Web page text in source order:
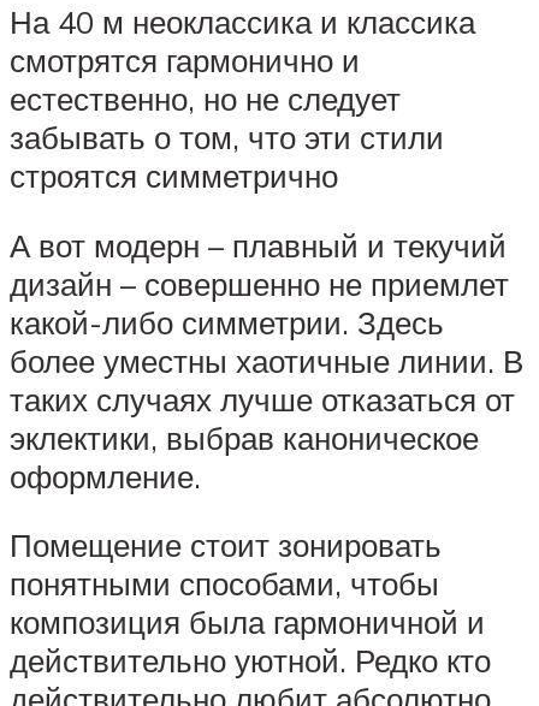
На 40 м неоклассика и классика
смотрятся гармонично и
естественно, но не следует
забывать о том, что эти стили
строятся симметрично
А вот модерн – плавный и текучий
дизайн – совершенно не приемлет
какой-либо симметрии. Здесь
более уместны хаотичные линии. В
таких случаях лучше отказаться от
эклектики, выбрав каноническое
оформление.
Помещение стоит зонировать
понятными способами, чтобы
композиция была гармоничной и
действительно уютной. Редко кто